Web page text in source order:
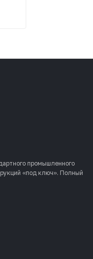
промышленного
«под ключ». Полный